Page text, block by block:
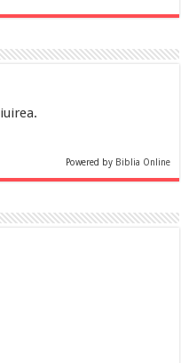
Powered by Biblia Online